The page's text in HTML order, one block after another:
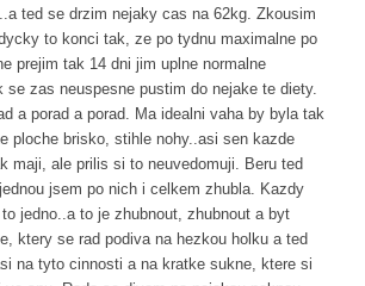
ted se drzim nejaky cas na 62kg. Zkousim
to konci tak, ze po tydnu maximalne po
prejim tak 14 dni jim uplne normalne
se zas neuspesne pustim do nejake te diety.
a porad a porad. Ma idealni vaha by byla tak
ploche brisko, stihle nohy..asi sen kazde
maji, ale prilis si to neuvedomuji. Beru ted
jsem po nich i celkem zhubla. Kazdy
jedno..a to je zhubnout, zhubnout a byt
ktery se rad podiva na hezkou holku a ted
na tyto cinnosti a na kratke sukne, ktere si